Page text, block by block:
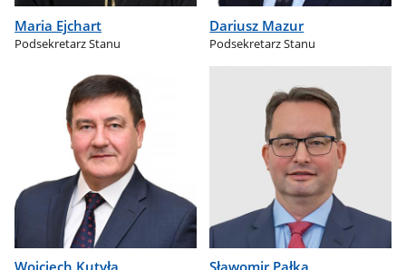
Maria Ejchart
Podsekretarz Stanu
Dariusz Mazur
Podsekretarz Stanu